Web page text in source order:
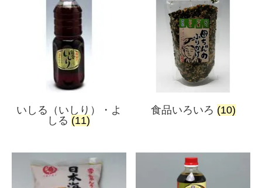
いしる（いしり）・よ
しる (11)
食品いろいろ (10)